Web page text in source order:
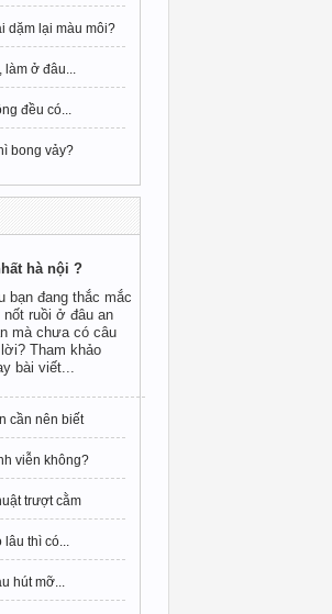
dặm lại màu môi?
làm ở đâu...
đều có...
bong vảy?
hà nội ?
bạn đang thắc mắc
nốt ruồi ở đâu an
mà chưa có câu
Tham khảo
bài viết...
cần nên biết
viễn không?
trượt cằm
lâu thì có...
hút mỡ...